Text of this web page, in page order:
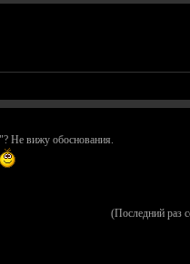
Не вижу обоснования.
(Последний раз